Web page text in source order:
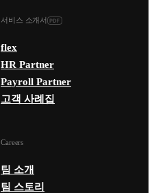
서비스 소개서
flex
HR Partner
Payroll Partner
고객 사례집
Careers
팀 소개
팀 스토리